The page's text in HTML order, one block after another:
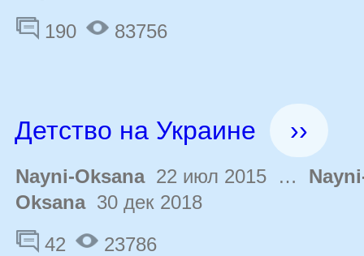
190
83756
Детство на Украине ››
Nayni-Oksana22 июл 2015 …
Oksana30 дек 2018
42
23786